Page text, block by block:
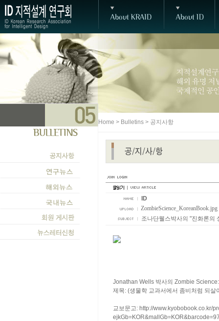
Home > Bulletins > 공지사항
ID
조나단웰스박사의 "진화론의
Jonathan Wells 박사의 Zombie
제목: (생물학 교과서에서 좀비처럼 되살
교보문고: http://www.kyobobook.co.kr/